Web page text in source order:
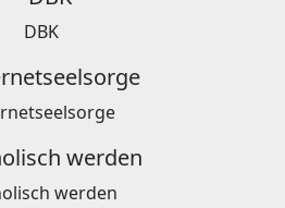
DBK
werden